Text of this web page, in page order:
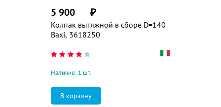
Колпак вытяжной в сборе D=140
Baxi, 3618250
5 900 ₽
Наличие: 1 шт.